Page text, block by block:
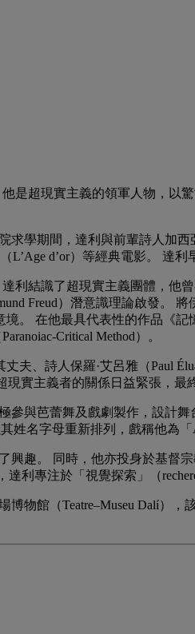
是超現實主義的領軍人物，以
學期間，達利與前輩詩人加西
d’or）等經典電影。 達
達利結識了超現實主義團體，
Freud）潛意識理論啟發。 將
在他最具代表性的作品《記
Critical Method）。
夫、詩人保羅·艾呂雅（Paul
現實主義者的關係日益緊張，最
與芭蕾舞及戲劇製作，設計
名字母重新排列，戲稱他為「
趣。 同時，他亦投身於基督
利專注於「視覺探索」（
物館（Teatre–Museu Dalí）